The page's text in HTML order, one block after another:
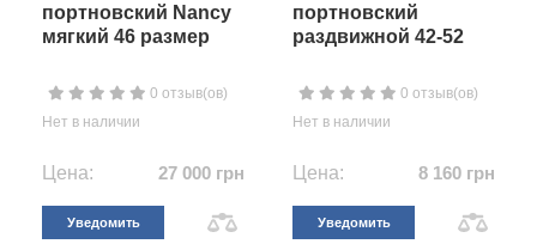
портновский Nancy
мягкий 46 размер
0 отзыв(ов)
Нет в наличии
Цена: 27 000 грн
Уведомить
портновский
раздвижной 42-52
0 отзыв(ов)
Нет в наличии
Цена: 8 160 грн
Уведомить